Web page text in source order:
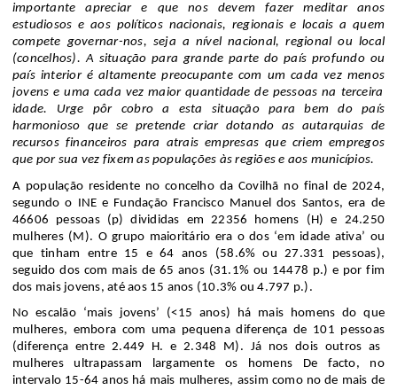
importante apreciar e que nos devem fazer meditar anos
estudiosos e aos políticos nacionais, regionais e locais a quem
compete governar-nos, seja a nível nacional, regional ou local
(concelhos). A situação para grande parte do país profundo ou
país interior é altamente preocupante com um cada vez menos
jovens e uma cada vez maior quantidade de pessoas na terceira
idade. Urge pôr cobro a esta situação para bem do país
harmonioso que se pretende criar dotando as autarquias de
recursos financeiros para atrais empresas que criem empregos
que por sua vez fixem as populações às regiões e aos municípios.
A população residente no concelho da Covilhã no final de 2024,
segundo o INE e Fundação Francisco Manuel dos Santos, era de
46606 pessoas (p) divididas em 22356 homens (H) e 24.250
mulheres (M). O grupo maioritário era o dos ‘em idade ativa’ ou
que tinham entre 15 e 64 anos (58.6% ou27 .331
pessoas),
seguido d os com mais de 65 anos (31.1% ou 14478 p.) e por fim
dos mais jovens, até aos 15 anos (10.3% ou 4.797 p.).
No escalão‘mais jovens’ (<15 anos) há mais homens do que
mulheres, embora com uma pequena diferença de 101 pessoas
(diferença entre 2.449 H. e 2. 348 M) . Já nos dois outros as
mulheres ultrapassam largamente os homens De facto, no
intervalo 15-64 anos há mais mulheres, assim como no de mais de